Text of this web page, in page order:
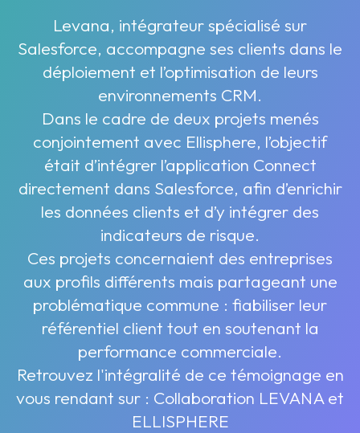
Levana, intégrateur spécialisé sur
Salesforce, accompagne ses clients dans le
déploiement et l’optimisation de leurs
environnements CRM.
Dans le cadre de deux projets menés
conjointement avec Ellisphere, l’objectif
était d’intégrer l’application Connect
directement dans Salesforce, afin d’enrichir
les données clients et d’y intégrer des
indicateurs de risque.
Ces projets concernaient des entreprises
aux profils différents mais partageant une
problématique commune : fiabiliser leur
référentiel client tout en soutenant la
performance commerciale.
Retrouvez l'intégralité de ce témoignage en
vous rendant sur : Collaboration LEVANA et
ELLISPHERE